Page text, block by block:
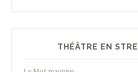
THÉÂTRE EN